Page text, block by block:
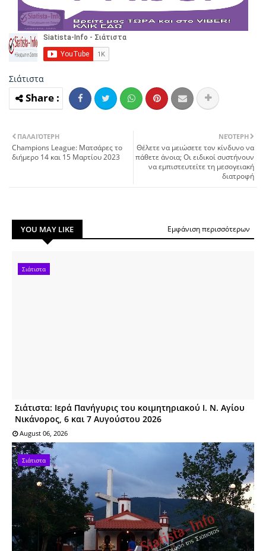
Σιάτιστα
ΝΕΌΤΕΡΗ
Θέλετε να μειώσετε τον κίνδυνο να
πάθετε άνοια; Οι ειδικοί συστήνουν
να εμπιστευτείτε τη μεσογειακή
διατροφή
ΠΑΛΑΙΌΤΕΡΗ
Champions League: Ματσάρες το
διήμερο 14 και 15 Μαρτίου 2023
YOU MAY LIKE Εμφάνιση περισσότερων
Σιάτιστα
Σιάτιστα: Ιερά Πανήγυρις του κοιμητηριακού Ι. Ν. Αγίου
Νικάνορος, 6 και 7 Αυγούστου 2026
August 06, 2026
Σιάτιστα